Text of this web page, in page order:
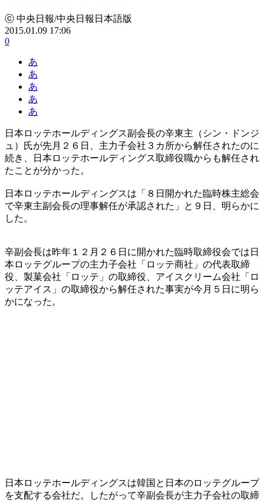
ⓒ 中央日報/中央日報日本語版
2015.01.09 17:06
0
あ
あ
あ
あ
あ
日本ロッテホールディングス副会長の辛東主（シン・ドンジ
ュ）氏が先月２６日、主力子会社３カ所から解任されたのに
続き、日本ロッテホールディングス取締役職からも解任され
たことが分かった。
日本ロッテホールディングスは「８日開かれた臨時株主総会
で辛東主副会長の理事解任が承認された」と９日、明らかに
した。
辛副会長は昨年１２月２６日に開かれた臨時取締役会では日
本ロッテグループの主力子会社「ロッテ商社」の代表取締
役、製菓会社「ロッテ」の取締役、アイスクリーム会社「ロ
ッテアイス」の取締役から解任された事実が今月５日に明ら
かになった。
日本ロッテホールディングスは韓国と日本のロッテグループ
を支配する会社だ。したがって辛副会長が主力子会社の取締